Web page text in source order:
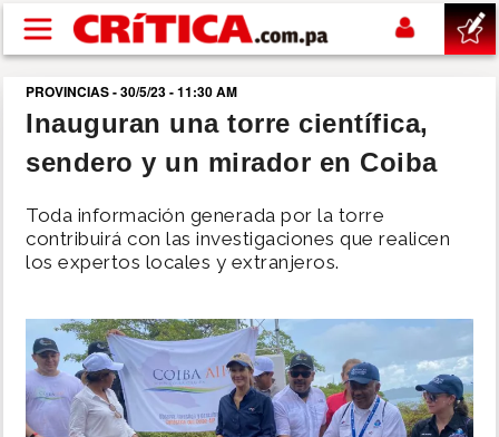
Pasar al contenido principal
buscar
SUCESOS
NACIONAL
SHOW
DEPORTES
PROVINCIAS - 30/5/23 - 11:30 AM
Inauguran una torre científica,
sendero y un mirador en Coiba
Toda información generada por la torre
contribuirá con las investigaciones que realicen
los expertos locales y extranjeros.